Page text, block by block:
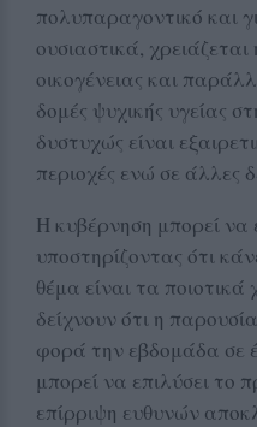
πολυπαραγοντικό και
ουσιαστικά,
οικογένειας και
δομές ψυχικής υγείας
δυστυχώς είναι
περιοχές ενώ σε άλλες
Η κυβέρνηση μπορεί να
υποστηρίζοντας ότι
θέμα είναι τα
δείχνουν ότι η
φορά την εβδομάδα σε
μπορεί να επιλύσει το
επίρριψη ευθυνών